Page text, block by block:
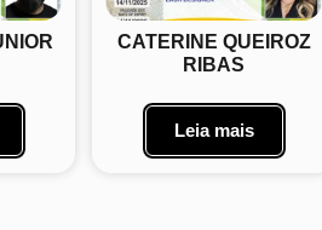
CATERINE QUEIROZ
RIBAS
Leia mais